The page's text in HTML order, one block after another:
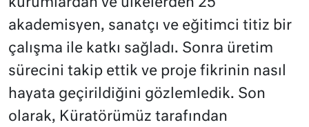
kurumlardan ve ülkelerden 25
akademisyen, sanatçı ve eğitimci titiz bir
çalışma ile katkı sağladı. Sonra üretim
sürecini takip ettik ve proje fikrinin nasıl
hayata geçirildiğini gözlemledik. Son
olarak, Küratörümüz tarafından